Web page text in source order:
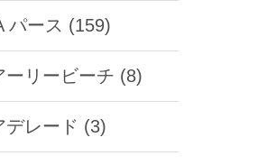
パース (159)
ーリービーチ (8)
デレード (3)